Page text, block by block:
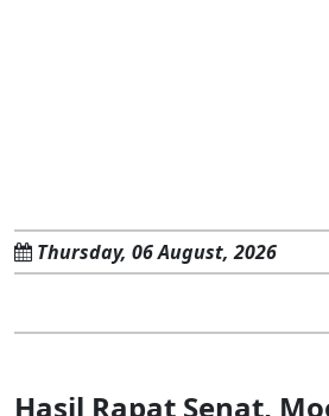
Thursday, 06 August, 2026
Hasil Rapat Senat,